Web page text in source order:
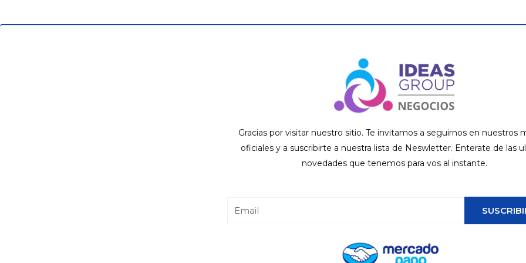
Gracias por visitar nuestro sitio. Te invitamos a seguirnos en nuestros
oficiales y a suscribirte a nuestra lista de Neswletter. Enterate de las
novedades que tenemos para vos al instante.